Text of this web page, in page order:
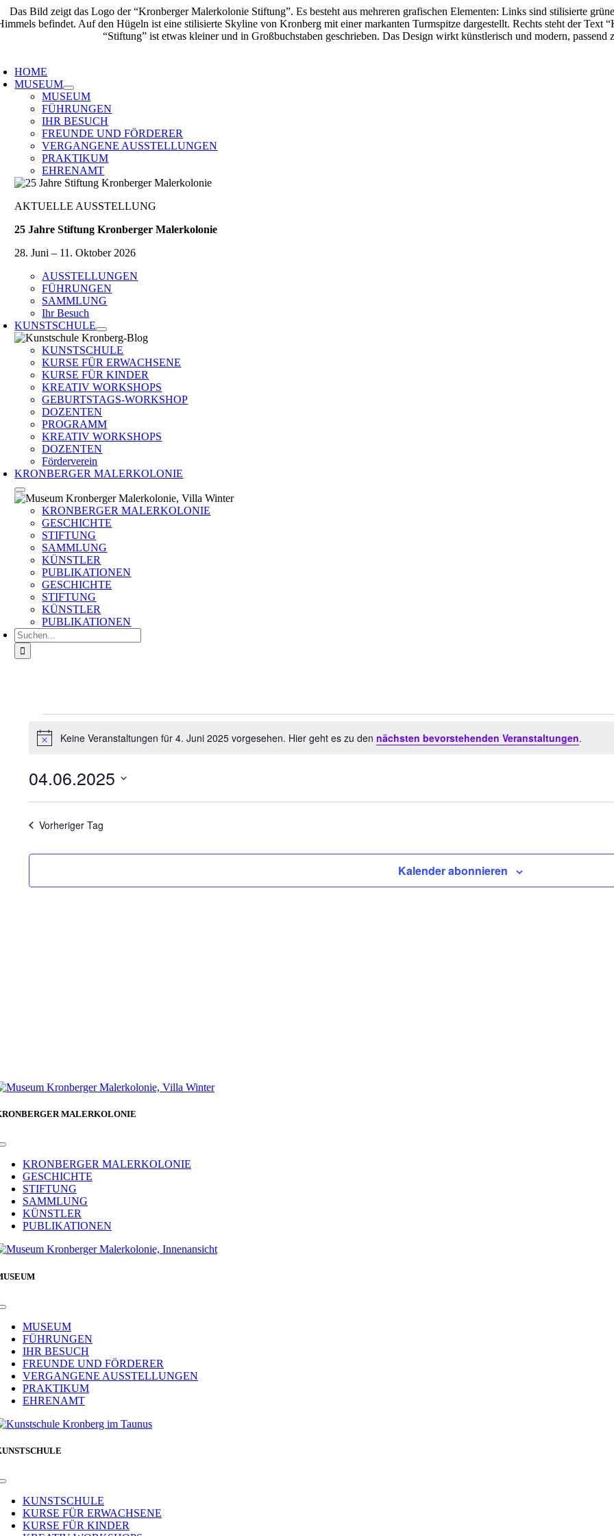
Zum
Inhalt
HOME
MUSEUM
MUSEUM
FÜHRUNGEN
IHR BESUCH
FREUNDE UND FÖRDERER
VERGANGENE AUSSTELLUNGEN
PRAKTIKUM
EHRENAMT
AKTUELLE AUSSTELLUNG
25 Jahre Stiftung Kronberger Malerkolonie
28. Juni – 11. Oktober 2026
AUSSTELLUNGEN
FÜHRUNGEN
SAMMLUNG
Ihr Besuch
KUNSTSCHULE
KUNSTSCHULE
KURSE FÜR ERWACHSENE
KURSE FÜR KINDER
KREATIV WORKSHOPS
GEBURTSTAGS-WORKSHOP
DOZENTEN
PROGRAMM
KREATIV WORKSHOPS
DOZENTEN
Förderverein
KRONBERGER MALERKOLONIE
KRONBERGER MALERKOLONIE
GESCHICHTE
STIFTUNG
SAMMLUNG
KÜNSTLER
PUBLIKATIONEN
GESCHICHTE
STIFTUNG
KÜNSTLER
PUBLIKATIONEN
Suche
nach:
für
2025
HinweisKeine Veranstaltungen für 4. Juni 2025 vorgesehen. Hier geht es zu den nächsten bevorstehenden Veranstaltungen.
04.06.2025
Vorheriger Tag
Kalender abonnieren
MALERKOLONIE
Toggle
NavigationKRONBERGER MALERKOLONIE
GESCHICHTE
STIFTUNG
SAMMLUNG
KÜNSTLER
PUBLIKATIONEN
Toggle
NavigationMUSEUM
FÜHRUNGEN
IHR BESUCH
FREUNDE UND FÖRDERER
VERGANGENE AUSSTELLUNGEN
PRAKTIKUM
EHRENAMT
Toggle
NavigationKUNSTSCHULE
KURSE FÜR ERWACHSENE
KURSE FÜR KINDER